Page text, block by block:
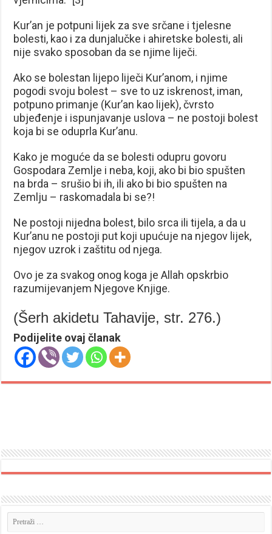
Kur’an je potpuni lijek za sve srčane i tjelesne
bolesti, kao i za dunjalučke i ahiretske bolesti, ali
nije svako sposoban da se njime liječi.
Ako se bolestan lijepo liječi Kur’anom, i njime
pogodi svoju bolest – sve to uz iskrenost, iman,
potpuno primanje (Kur’an kao lijek), čvrsto
ubjeđenje i ispunjavanje uslova – ne postoji bolest
koja bi se oduprla Kur’anu.
Kako je moguće da se bolesti odupru govoru
Gospodara Zemlje i neba, koji, ako bi bio spušten
na brda – srušio bi ih, ili ako bi bio spušten na
Zemlju – raskomadala bi se?!
Ne postoji nijedna bolest, bilo srca ili tijela, a da u
Kur’anu ne postoji put koji upućuje na njegov lijek,
njegov uzrok i zaštitu od njega.
Ovo je za svakog onog koga je Allah opskrbio
razumijevanjem Njegove Knjige.
(Šerh akidetu Tahavije, str. 276.)
Podijelite ovaj članak